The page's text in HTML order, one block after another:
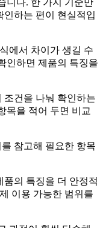
니다. 한 가지 기준만
인하는 편이 현실적입
에서 차이가 생길 수
인하면 제품의 특징을
조건을 나눠 확인하는
목을 적어 두면 비교
참고해 필요한 항목
품의 특징을 더 안정적
이용 가능한 범위를